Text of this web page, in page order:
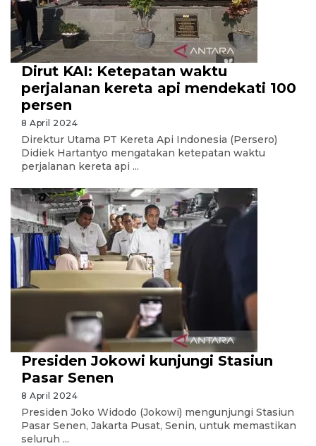
Dirut KAI: Ketepatan waktu
perjalanan kereta api mendekati 100
persen
8 April 2024
Direktur Utama PT Kereta Api Indonesia (Persero)
Didiek Hartantyo mengatakan ketepatan waktu
perjalanan kereta api ...
Presiden Jokowi kunjungi Stasiun
Pasar Senen
8 April 2024
Presiden Joko Widodo (Jokowi) mengunjungi Stasiun
Pasar Senen, Jakarta Pusat, Senin, untuk memastikan
seluruh ...